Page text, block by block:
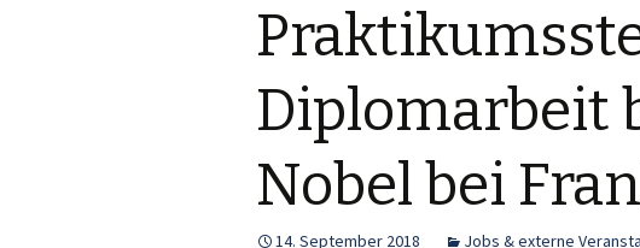
Diplomarbeit
Nobel bei
14. September 2018 Jobs & externe